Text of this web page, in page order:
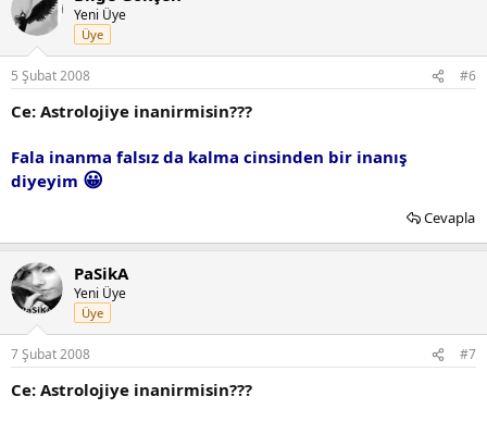
Yeni Üye
Üye
5 Şubat 2008 #6
Ce: Astrolojiye inanirmisin???
Fala inanma falsız da kalma cinsinden bir inanış
diyeyim 😀
Cevapla
PaSikA
Yeni Üye
Üye
7 Şubat 2008 #7
Ce: Astrolojiye inanirmisin???